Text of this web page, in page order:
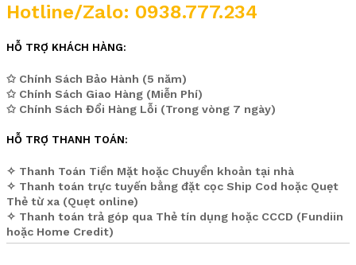
Hotline/Zalo: 0938.777.234
HỖ TRỢ KHÁCH HÀNG:
✩ Chính Sách Bảo Hành (5 năm)
✩ Chính Sách Giao Hàng (Miễn Phí)
✩ Chính Sách Đổi Hàng Lỗi (Trong vòng 7 ngày)
HỖ TRỢ THANH TOÁN:
✧ Thanh Toán Tiền Mặt hoặc Chuyển khoản tại nhà
✧ Thanh toán trực tuyến bằng đặt cọc Ship Cod hoặc Quẹt
Thẻ từ xa (Quẹt online)
✧ Thanh toán trả góp qua Thẻ tín dụng hoặc CCCD (Fundiin
hoặc Home Credit)